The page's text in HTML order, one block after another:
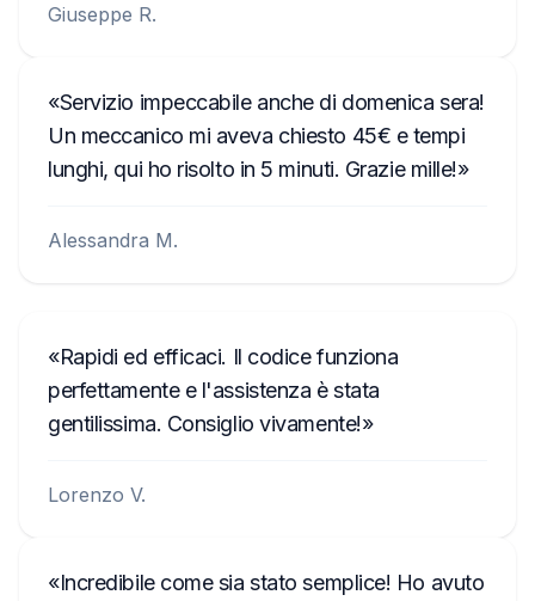
Giuseppe R.
Servizio impeccabile anche di domenica sera!
Un meccanico mi aveva chiesto 45€ e tempi
lunghi, qui ho risolto in 5 minuti. Grazie mille!
Alessandra M.
Rapidi ed efficaci. Il codice funziona
perfettamente e l'assistenza è stata
gentilissima. Consiglio vivamente!
Lorenzo V.
Incredibile come sia stato semplice! Ho avuto